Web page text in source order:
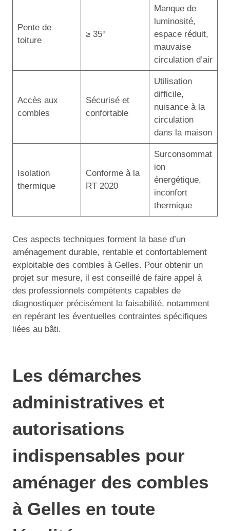
Pente de
toiture
≥ 35°
Manque de
luminosité,
espace réduit,
mauvaise
circulation d’air
Accès aux
combles
Sécurisé et
confortable
Utilisation
difficile,
nuisance à la
circulation
dans la maison
Isolation
thermique
Conforme à la
RT 2020
Surconsommat
ion
énergétique,
inconfort
thermique
Ces aspects techniques forment la base d’un
aménagement durable, rentable et confortablement
exploitable des combles à Gelles. Pour obtenir un
projet sur mesure, il est conseillé de faire appel à
des professionnels compétents capables de
diagnostiquer précisément la faisabilité, notamment
en repérant les éventuelles contraintes spécifiques
liées au bâti.
Les démarches
administratives et
autorisations
indispensables pour
aménager des combles
à Gelles en toute